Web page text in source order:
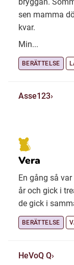
sen mamma
kvar.
Min...
BERÄTTELSE
Asse123
Vera
En gång så
år och gick i
de gick i
BERÄTTELSE
HeVoQ Q